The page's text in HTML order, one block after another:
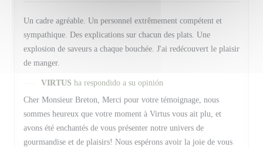
Un cadre agréable. Un personnel extrêmement compétent et
sympathique. Des explications sur chacun des plats. Une
explosion de saveurs a chaque bouchée. J'ai redécouvert le plaisir
de manger.
VIRTUS ha respondido a su opinión
Cher Monsieur Breton, Merci pour votre témoignage, nous
sommes heureux que votre moment à Virtus vous ait plu, et
avons été enchantés de vous présenter notre univers de
gourmandise et de plaisirs! Nous espérons avoir la joie de vous